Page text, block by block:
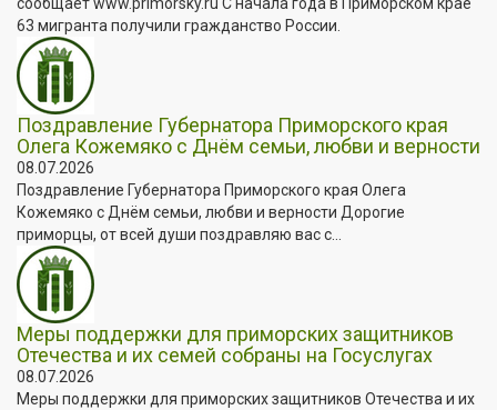
63 мигранта получили гражданство России.
Поздравление Губернатора Приморского края
Олега Кожемяко с Днём семьи, любви и верности
08.07.2026
Поздравление Губернатора Приморского края Олега
Кожемяко с Днём семьи, любви и верности Дорогие
приморцы, от всей души поздравляю вас с...
Меры поддержки для приморских защитников
Отечества и их семей собраны на Госуслугах
08.07.2026
Меры поддержки для приморских защитников Отечества и их